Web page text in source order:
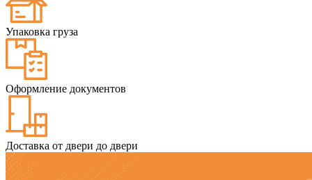
Упаковка груза
Оформление документов
Доставка от двери до двери